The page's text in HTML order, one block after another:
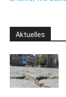
Aktuelles